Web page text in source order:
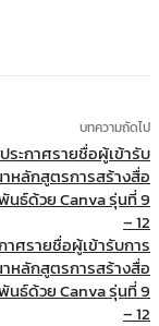
บทความถัดไป
าศรายชื่อผู้เข้ารับการ
ลักสูตรการสร้างสื่อ
นธ์ด้วย Canva รุ่นที่ 9
– 12